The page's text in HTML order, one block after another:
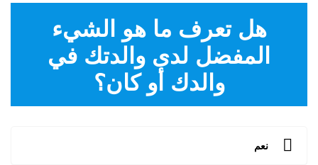
هل تعرف ما هو الشيء
المفضل لدى والدتك في
والدك أو كان؟
نعم